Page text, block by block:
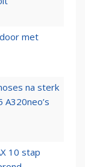
met
na sterk
A320neo’s
10 stap